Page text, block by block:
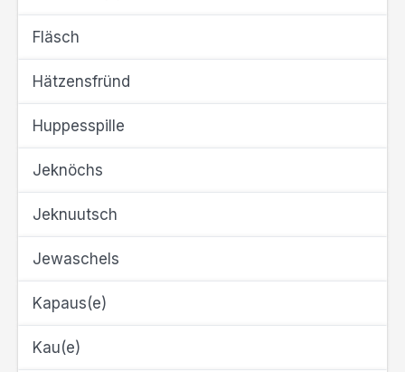
Fläsch
Hätzensfründ
Huppesspille
Jeknöchs
Jeknuutsch
Jewaschels
Kapaus(e)
Kau(e)